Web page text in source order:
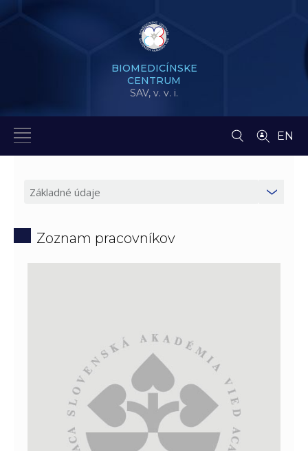
BIOMEDICÍNSKE
CENTRUM
SAV, v. v. i.
EN
Zoznam pracovníkov